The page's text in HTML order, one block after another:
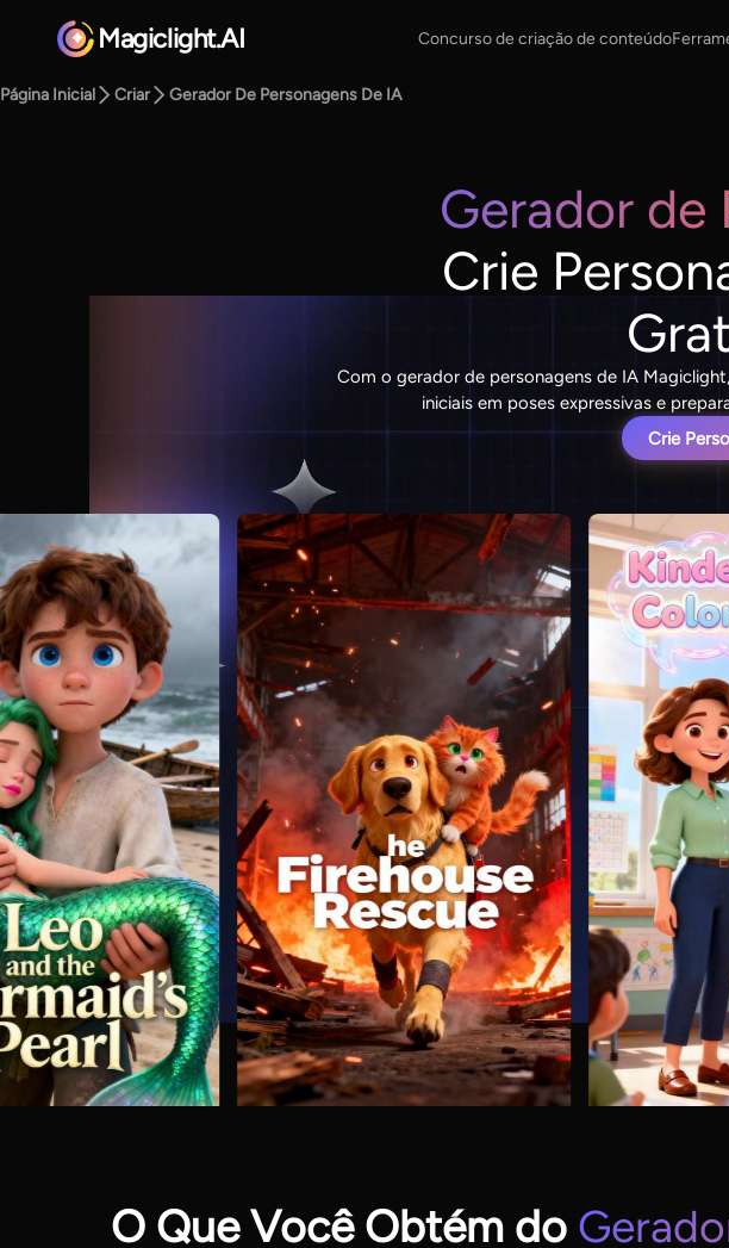
Magiclight.AI Concurso de criação de conteúdo
Página Inicial Criar Gerador De Personagens De IA
Gerador de
Crie
Com o gerador de personagens de IA
iniciais em poses expressivas e
Crie
O Que Você Obtém do